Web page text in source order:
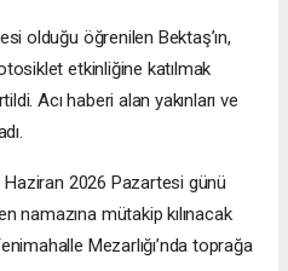
olduğu öğrenilen Bektaş’ın,
etkinliğine katılmak
Acı haberi alan yakınları ve
Haziran 2026 Pazartesi günü
namazına mütakip kılınacak
Mezarlığı’nda toprağa